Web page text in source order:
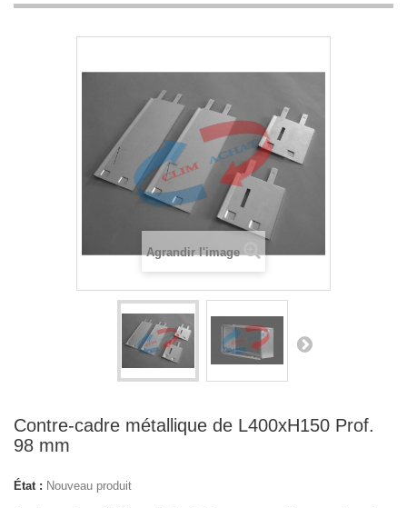
Agrandir l'image
Contre-cadre métallique de L400xH150 Prof.
98 mm
État : Nouveau produit